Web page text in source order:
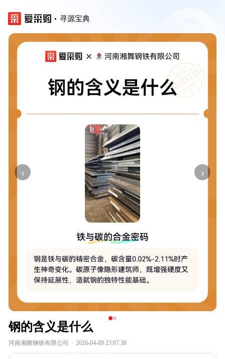
寻源宝典
‹ ›
钢的含义是什么
河南湘舞钢铁有限公司 · 2026-04-09 23:07:38